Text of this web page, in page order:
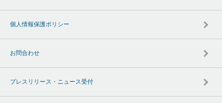
個人情報保護ポリシー
お問合わせ
プレスリリース・ニュース受付